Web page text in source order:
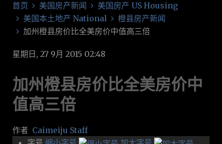
首页 美国房产新闻
美国房产 US Housing
美国本土地产 National
橙县房产新闻
加州橙县房价比全美房价中值高三倍
星期日, 27 9月 2015 02:48
加州橙县房价比全美房价中
值高三倍
作者 Caimeiju Staff